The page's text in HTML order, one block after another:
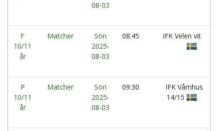
08-03
F
10/11
år
Matcher
Sön
2025-
08-03
08:45 IFK Velen vit
P
10/11
år
Matcher
Sön
2025-
08-03
09:30
IFK Våmhus
14/15